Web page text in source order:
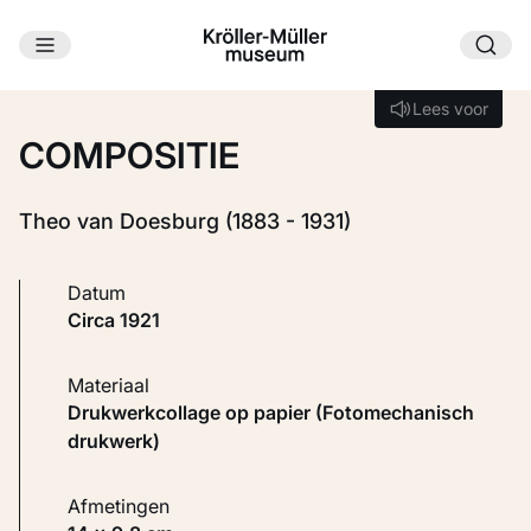
Ga naar hoofdinhoud
Lees voor
Lees voor
COMPOSITIE
Theo van Doesburg (1883 - 1931)
Datum
circa 1921
Materiaal
Drukwerkcollage op papier (Fotomechanisch
drukwerk)
Afmetingen